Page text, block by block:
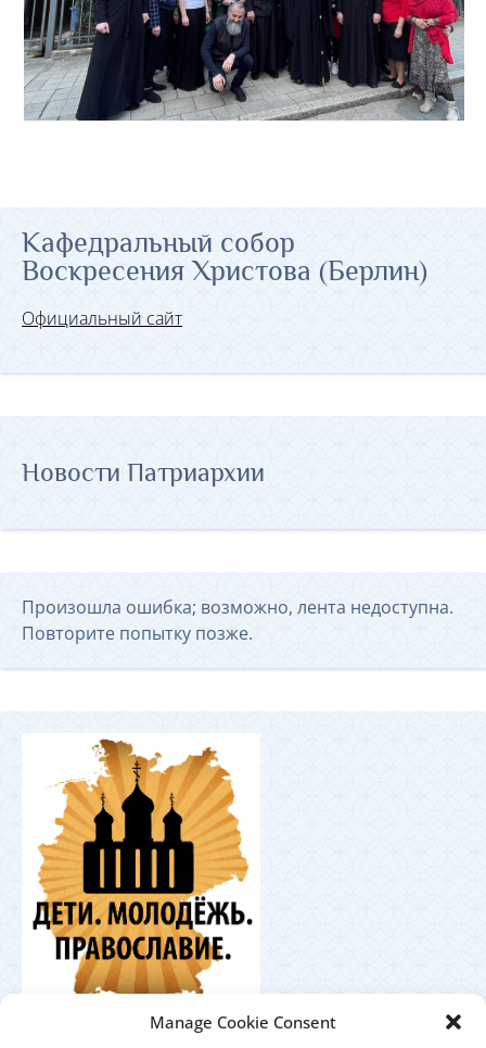
Manage Cookie Consent
Кафедральный собор
Воскресения Христова (Берлин)
Официальный сайт
Новости Патриархии
Произошла ошибка; возможно, лента недоступна.
Повторите попытку позже.
центр по работе с православной молодёжью в